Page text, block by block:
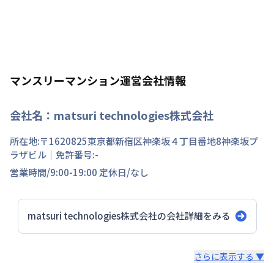
マンスリーマンション運営会社情報
会社名： matsuri technologies株式会社
所在地:〒1620825東京都新宿区神楽坂４丁目番地8神楽坂プ
ラザビル ｜免許番号:-
営業時間/9:00-19:00 定休日/なし
matsuri technologies株式会社の会社詳細をみる
さらに表示する ▼